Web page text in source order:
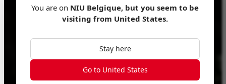
You are on NIU Belgique, but you seem to be
visiting from United States.
Stay here
Go to United States